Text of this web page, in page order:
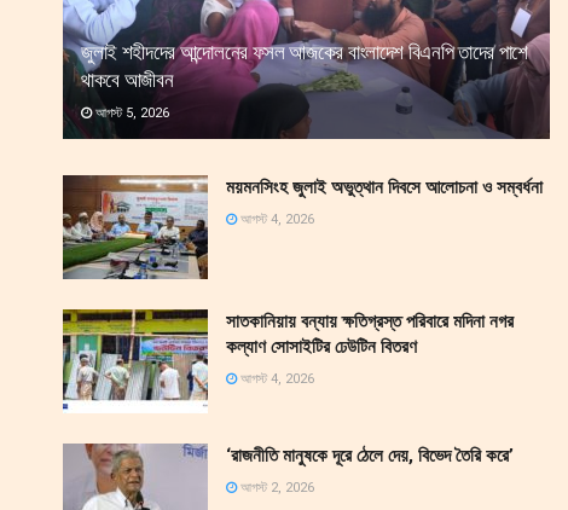
জুলাই শহীদদের আন্দোলনের ফসল আজকের বাংলাদেশ বিএনপি তাদের পাশে
থাকবে আজীবন
আগস্ট 5, 2026
ময়মনসিংহ জুলাই অভুত্থান দিবসে আলোচনা ও সম্বর্ধনা
আগস্ট 4, 2026
সাতকানিয়ায় বন্যায় ক্ষতিগ্রস্ত পরিবারে মদিনা নগর
কল্যাণ সোসাইটির ঢেউটিন বিতরণ
আগস্ট 4, 2026
‘রাজনীতি মানুষকে দূরে ঠেলে দেয়, বিভেদ তৈরি করে’
আগস্ট 2, 2026